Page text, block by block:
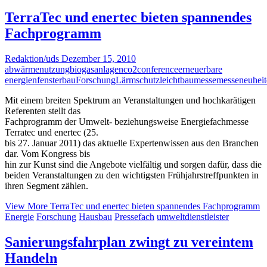
TerraTec und enertec bieten spannendes
Fachprogramm
Redaktion/uds Dezember 15, 2010
abwärmenutzungbiogasanlagenco2conferenceerneuerbare
energienfensterbauForschungLärmschutzleichtbaumesse
Mit einem breiten Spektrum an Veranstaltungen und hochkarätigen
Referenten stellt das
Fachprogramm der Umwelt- beziehungsweise Energiefachmesse
Terratec und enertec (25.
bis 27. Januar 2011) das aktuelle Expertenwissen aus den Branchen
dar. Vom Kongress bis
hin zur Kunst sind die Angebote vielfältig und sorgen dafür, dass die
beiden Veranstaltungen zu den wichtigsten Frühjahrstreffpunkten in
ihren Segment zählen.
View More TerraTec und enertec bieten spannendes Fachprogramm
Energie Forschung Hausbau Pressefach umweltdienstleister
Sanierungsfahrplan zwingt zu vereintem
Handeln